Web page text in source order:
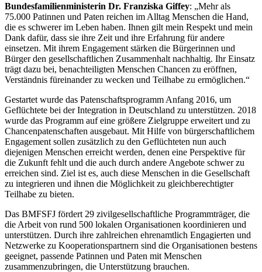
Bundesfamilienministerin Dr. Franziska Giffey: „Mehr als
75.000 Patinnen und Paten reichen im Alltag Menschen die Hand,
die es schwerer im Leben haben. Ihnen gilt mein Respekt und mein
Dank dafür, dass sie ihre Zeit und ihre Erfahrung für andere
einsetzen. Mit ihrem Engagement stärken die Bürgerinnen und
Bürger den gesellschaftlichen Zusammenhalt nachhaltig. Ihr Einsatz
trägt dazu bei, benachteiligten Menschen Chancen zu eröffnen,
Verständnis füreinander zu wecken und Teilhabe zu ermöglichen.“
Gestartet wurde das Patenschaftsprogramm Anfang 2016, um
Geflüchtete bei der Integration in Deutschland zu unterstützen. 2018
wurde das Programm auf eine größere Zielgruppe erweitert und zu
Chancenpatenschaften ausgebaut. Mit Hilfe von bürgerschaftlichem
Engagement sollen zusätzlich zu den Geflüchteten nun auch
diejenigen Menschen erreicht werden, denen eine Perspektive für
die Zukunft fehlt und die auch durch andere Angebote schwer zu
erreichen sind. Ziel ist es, auch diese Menschen in die Gesellschaft
zu integrieren und ihnen die Möglichkeit zu gleichberechtigter
Teilhabe zu bieten.
Das BMFSFJ fördert 29 zivilgesellschaftliche Programmträger, die
die Arbeit von rund 500 lokalen Organisationen koordinieren und
unterstützen. Durch ihre zahlreichen ehrenamtlich Engagierten und
Netzwerke zu Kooperationspartnern sind die Organisationen bestens
geeignet, passende Patinnen und Paten mit Menschen
zusammenzubringen, die Unterstützung brauchen.